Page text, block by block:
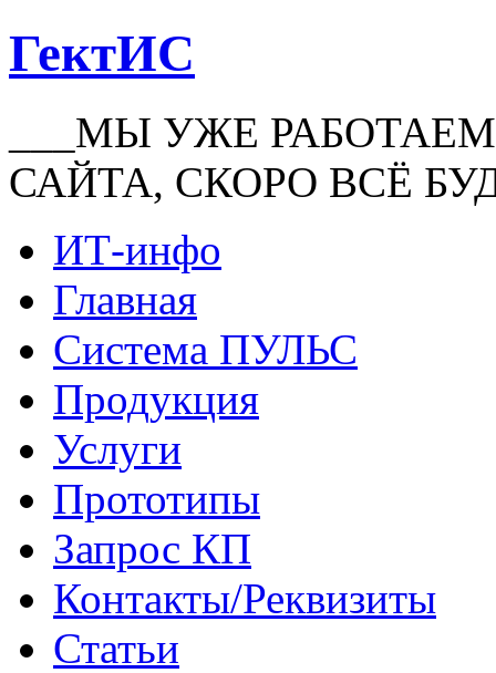
ГектИС
___МЫ УЖЕ
САЙТА, СКОРО ВСЁ
ИТ-инфо
Главная
Система ПУЛЬС
Продукция
Услуги
Прототипы
Запрос КП
Контакты/Реквизиты
Статьи